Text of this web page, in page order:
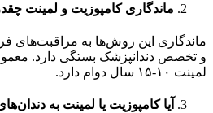
ماندگاری کامپوزیت و لمینت
ماندگاری این روش‌ها به مراقبت‌های
لمینت ۱۰-۱۵ سال دوام دارد.
آیا کامپوزیت یا لمینت به